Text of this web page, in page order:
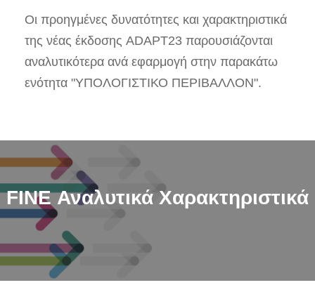
Οι προηγμένες δυνατότητες και χαρακτηριστικά
της νέας έκδοσης ADAPT23 παρουσιάζονται
αναλυτικότερα ανά εφαρμογή στην παρακάτω
ενότητα "ΥΠΟΛΟΓΙΣΤΙΚΟ ΠΕΡΙΒΑΛΛΟΝ".
FINE Αναλυτικά Χαρακτηριστικά